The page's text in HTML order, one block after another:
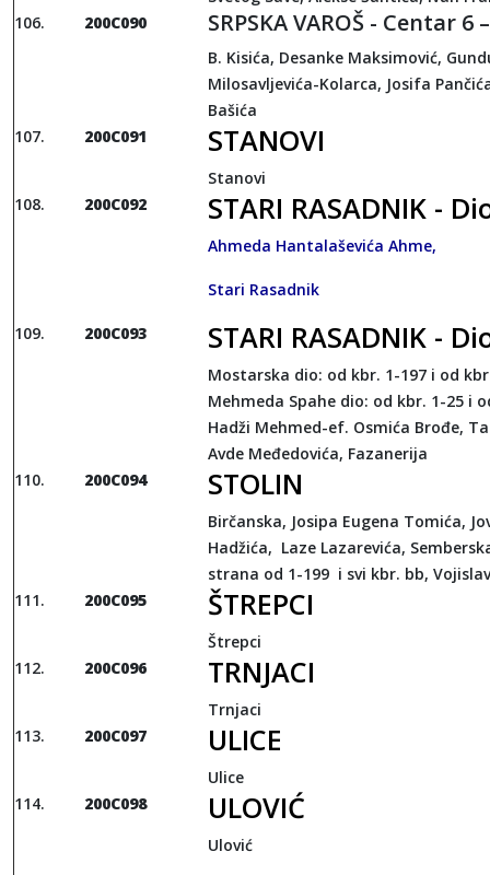
200C090
SRPSKA VAROŠ - Centar 6
B. Kisića, Desanke Maksimović,
Milosavljevića-Kolarca, Josifa
Bašića
200C091
STANOVI
Stanovi
200C092
STARI RASADNIK -
Ahmeda Hantalaševića Ahme,
Stari Rasadnik
200C093 STARI RASADNIK -
Mostarska dio: od kbr. 1-197 i od
Mehmeda Spahe dio: od kbr. 1-25 i
Hadži Mehmed-ef. Osmića Brođe,
Avde Međedovića, Fazanerija
200C094
STOLIN
Birčanska, Josipa Eugena Tomića,
Hadžića, Laze Lazarevića,
strana od 1-199 i svi kbr. bb,
200C095
ŠTREPCI
Štrepci
200C096
TRNJACI
Trnjaci
200C097
ULICE
Ulice
200C098
ULOVIĆ
Ulović